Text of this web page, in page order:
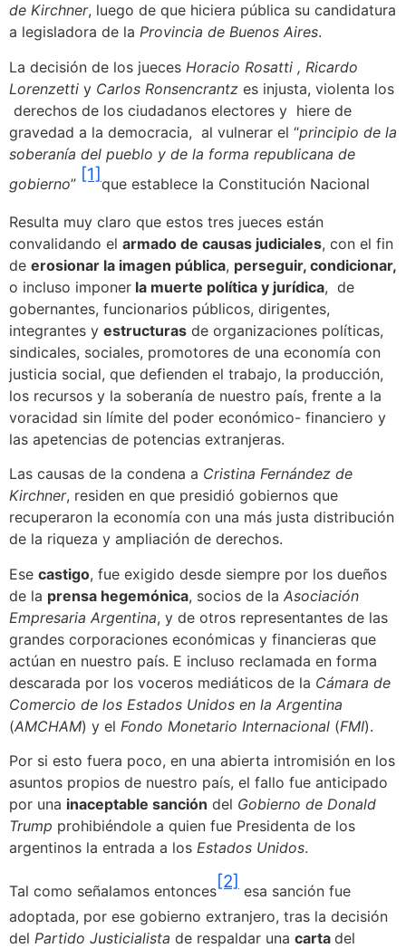
de Kirchner, luego de que hiciera pública su candidatura
a legisladora de la Provincia de Buenos Aires.
La decisión de los jueces Horacio Rosatti , Ricardo
Lorenzetti y Carlos Ronsencrantz es injusta, violenta los
derechos de los ciudadanos electores y hiere de
gravedad a la democracia, al vulnerar el “principio de la
soberanía del pueblo y de la forma republicana de
gobierno” [1] que establece la Constitución Nacional
Resulta muy claro que estos tres jueces están
convalidando el armado de causas judiciales, con el fin
de erosionar la imagen pública, perseguir, condicionar,
o incluso imponer la muerte política y jurídica, de
gobernantes, funcionarios públicos, dirigentes,
integrantes y estructuras de organizaciones políticas,
sindicales, sociales, promotores de una economía con
justicia social, que defienden el trabajo, la producción,
los recursos y la soberanía de nuestro país, frente a la
voracidad sin límite del poder económico- financiero y
las apetencias de potencias extranjeras.
Las causas de la condena a Cristina Fernández de
Kirchner, residen en que presidió gobiernos que
recuperaron la economía con una más justa distribución
de la riqueza y ampliación de derechos.
Ese castigo, fue exigido desde siempre por los dueños
de la prensa hegemónica, socios de la Asociación
Empresaria Argentina, y de otros representantes de las
grandes corporaciones económicas y financieras que
actúan en nuestro país. E incluso reclamada en forma
descarada por los voceros mediáticos de la Cámara de
Comercio de los Estados Unidos en la Argentina
(AMCHAM) y el Fondo Monetario Internacional (FMI).
Por si esto fuera poco, en una abierta intromisión en los
asuntos propios de nuestro país, el fallo fue anticipado
por una inaceptable sanción del Gobierno de Donald
Trump prohibiéndole a quien fue Presidenta de los
argentinos la entrada a los Estados Unidos.
Tal como señalamos entonces[2] esa sanción fue
adoptada, por ese gobierno extranjero, tras la decisión
del Partido Justicialista de respaldar una carta del